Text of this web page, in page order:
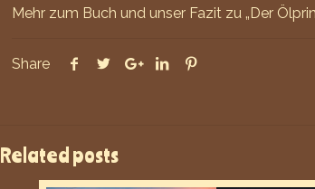
Mehr zum Buch und unser Fazit zu „Der
Share
Related posts